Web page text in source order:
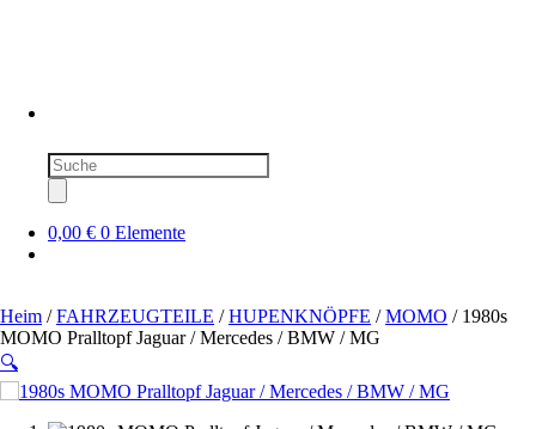
Produktsuche
0,00 € 0 Elemente
Heim /FAHRZEUGTEILE /HUPENKNÖPFE /MOMO / 1980s
MOMO Pralltopf Jaguar / Mercedes / BMW / MG
🔍
SOLD OUT